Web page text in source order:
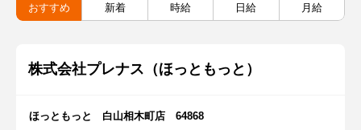
おすすめ 新着 時給 日給 月給
株式会社プレナス（ほっともっと）
ほっともっと 白山相木町店 64868